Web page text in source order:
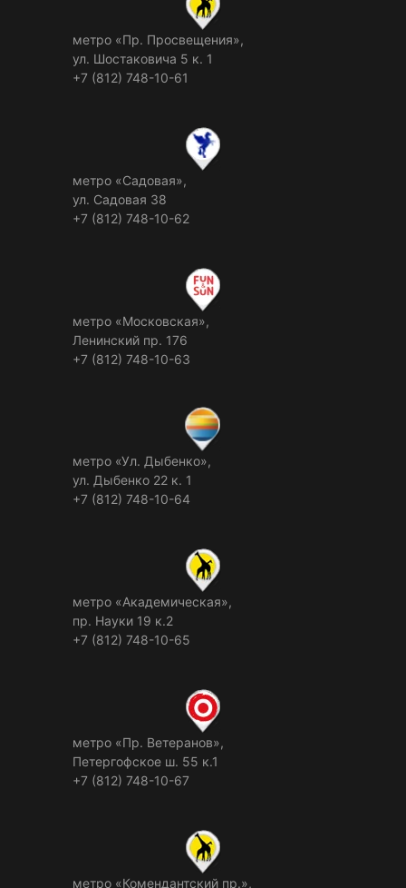
метро «Пр. Просвещения»,
ул. Шостаковича 5 к. 1
+7 (812) 748-10-61
метро «Садовая»,
ул. Садовая 38
+7 (812) 748-10-62
метро «Московская»,
Ленинский пр. 176
+7 (812) 748-10-63
метро «Ул. Дыбенко»,
ул. Дыбенко 22 к. 1
+7 (812) 748-10-64
метро «Академическая»,
пр. Науки 19 к.2
+7 (812) 748-10-65
метро «Пр. Ветеранов»,
Петергофское ш. 55 к.1
+7 (812) 748-10-67
метро «Комендантский пр.»,